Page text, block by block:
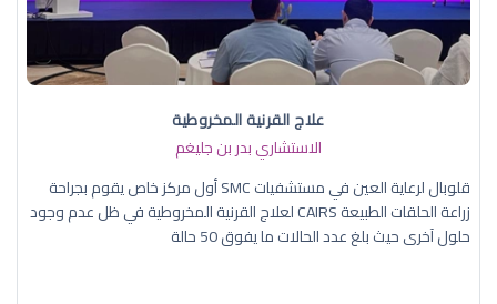
علاج القرنية المخروطية
الاستشاري بدر بن جليغم
قلوبال لرعاية العين في مستشفيات SMC أول مركز خاص يقوم بجراحة
زراعة الحلقات الطبيعة CAIRS لعلاج القرنية المخروطية في ظل عدم وجود
حلول آخرى حيث بلغ عدد الحالات ما يفوق 50 حالة